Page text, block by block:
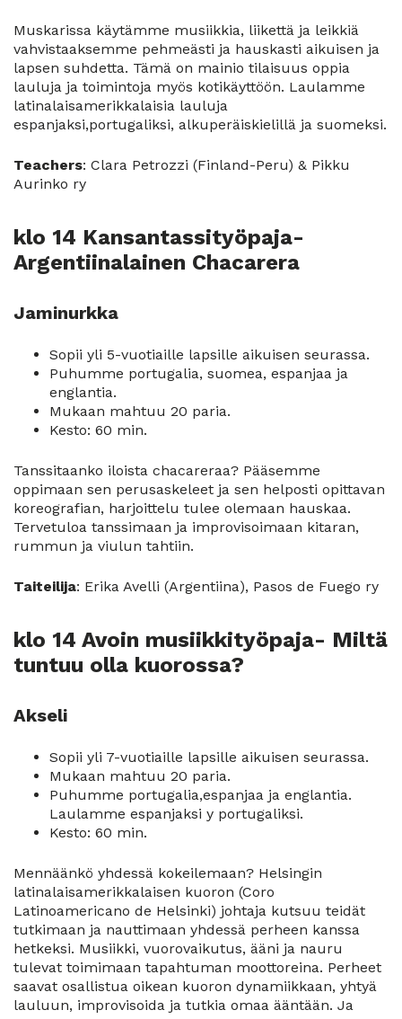
Muskarissa käytämme musiikkia, liikettä ja leikkiä
vahvistaaksemme pehmeästi ja hauskasti aikuisen ja
lapsen suhdetta. Tämä on mainio tilaisuus oppia
lauluja ja toimintoja myös kotikäyttöön. Laulamme
latinalaisamerikkalaisia lauluja
espanjaksi,portugaliksi, alkuperäiskielillä ja suomeksi.
Teachers: Clara Petrozzi (Finland-Peru) & Pikku
Aurinko ry
klo 14 Kansantassityöpaja-
Argentiinalainen Chacarera
Jaminurkka
Sopii yli 5-vuotiaille lapsille aikuisen seurassa.
Puhumme portugalia, suomea, espanjaa ja
englantia.
Mukaan mahtuu 20 paria.
Kesto: 60 min.
Tanssitaanko iloista chacareraa? Pääsemme
oppimaan sen perusaskeleet ja sen helposti opittavan
koreografian, harjoittelu tulee olemaan hauskaa.
Tervetuloa tanssimaan ja improvisoimaan kitaran,
rummun ja viulun tahtiin.
Taiteilija: Erika Avelli (Argentiina), Pasos de Fuego ry
klo 14 Avoin musiikkityöpaja- Miltä
tuntuu olla kuorossa?
Akseli
Sopii yli 7-vuotiaille lapsille aikuisen seurassa.
Mukaan mahtuu 20 paria.
Puhumme portugalia,espanjaa ja englantia.
Laulamme espanjaksi y portugaliksi.
Kesto: 60 min.
Mennäänkö yhdessä kokeilemaan? Helsingin
latinalaisamerikkalaisen kuoron (Coro
Latinoamericano de Helsinki) johtaja kutsuu teidät
tutkimaan ja nauttimaan yhdessä perheen kanssa
hetkeksi. Musiikki, vuorovaikutus, ääni ja nauru
tulevat toimimaan tapahtuman moottoreina. Perheet
saavat osallistua oikean kuoron dynamiikkaan, yhtyä
lauluun, improvisoida ja tutkia omaa ääntään. Ja